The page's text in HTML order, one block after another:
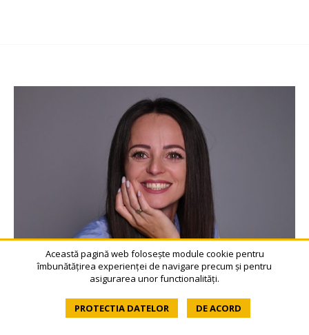
Această pagină web folosește module cookie pentru
îmbunătățirea experienței de navigare precum și pentru
asigurarea unor functionalități.
PROTECTIA DATELOR DE ACORD